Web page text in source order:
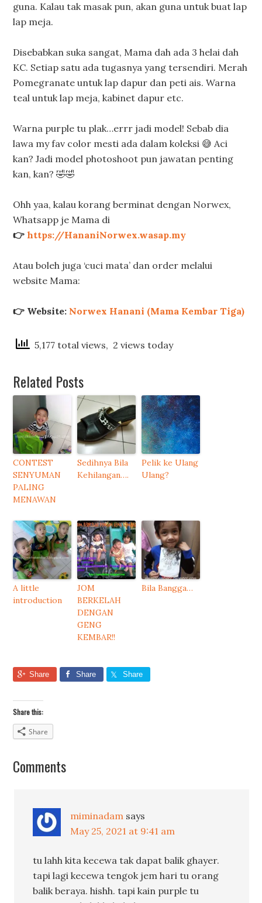
guna. Kalau tak masak pun, akan guna untuk buat lap
lap meja.
Disebabkan suka sangat, Mama dah ada 3 helai dah
KC. Setiap satu ada tugasnya yang tersendiri. Merah
Pomegranate untuk lap dapur dan peti ais. Warna
teal untuk lap meja, kabinet dapur etc.
Warna purple tu plak…errr jadi model! Sebab dia
lawa my fav color mesti ada dalam koleksi 😅 Aci
kan? Jadi model photoshoot pun jawatan penting
kan, kan? 🤣🤣
Ohh yaa, kalau korang berminat dengan Norwex,
Whatsapp je Mama di
👉https://HananiNorwex.wasap.my
Atau boleh juga ‘cuci mata’ dan order melalui
website Mama:
👉 Website: Norwex Hanani (Mama Kembar Tiga)
5,177 total views, 2 views today
Related Posts
CONTEST
SENYUMAN
PALING
MENAWAN
Sedihnya Bila
Kehilangan….
Pelik ke Ulang
Ulang?
A little
introduction
JOM
BERKELAH
DENGAN
GENG
KEMBAR!!
Bila Bangga…
Share Share Share
Share this:
Share
Comments
miminadam says
May 25, 2021 at 9:41 am
tu lahh kita kecewa tak dapat balik ghayer.
tapi lagi kecewa tengok jem hari tu orang
balik beraya. hishh. tapi kain purple tu